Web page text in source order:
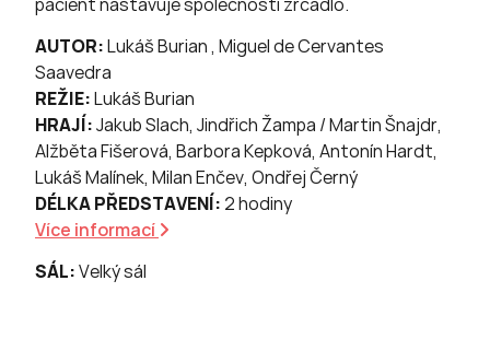
AUTOR:Lukáš Burian , Miguel de Cervantes
Saavedra
REŽIE:Lukáš Burian
HRAJÍ:Jakub Slach, Jindřich Žampa / Martin Šnajdr,
Alžběta Fišerová, Barbora Kepková, Antonín Hardt,
Lukáš Malínek, Milan Enčev, Ondřej Černý
DÉLKA PŘEDSTAVENÍ: 2 hodiny
Více informací
SÁL:Velký sál